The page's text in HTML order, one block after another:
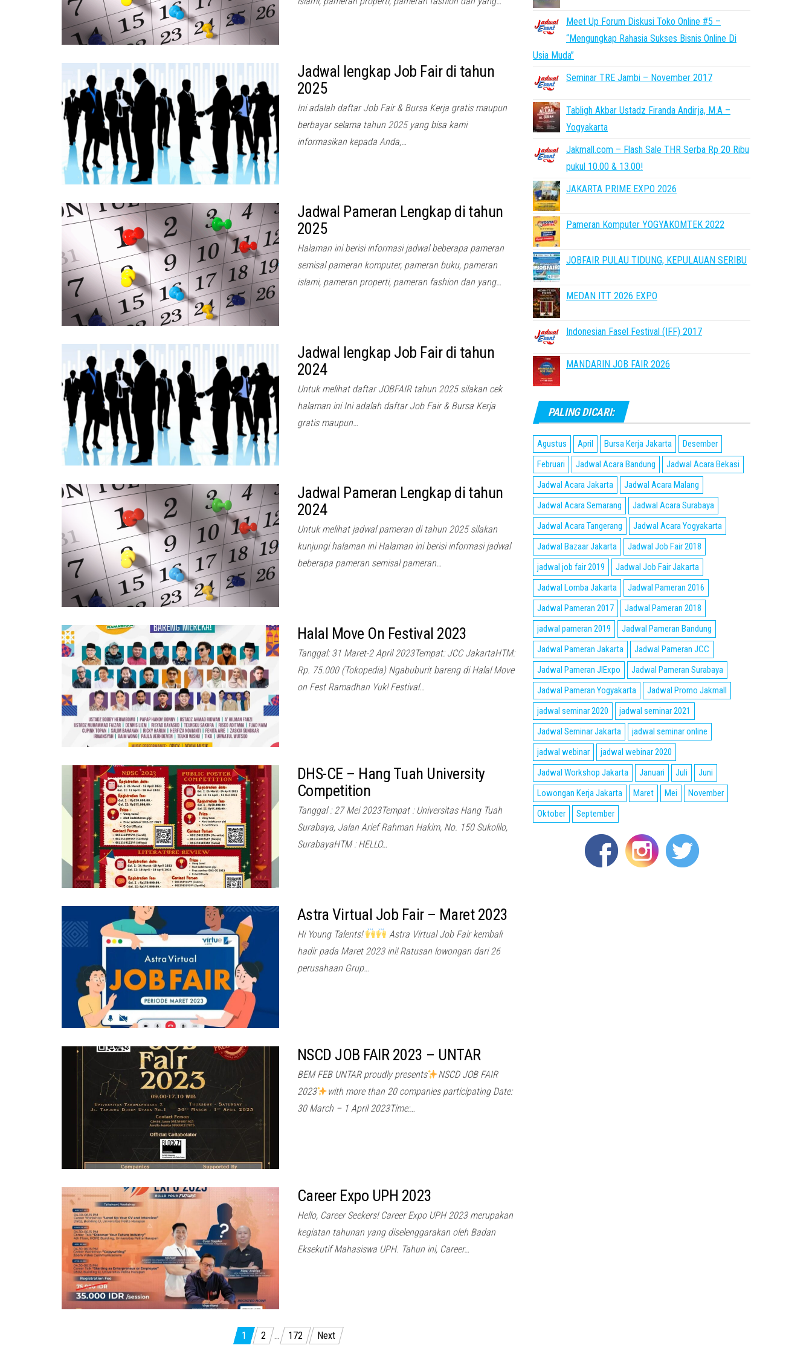
Jadwal lengkap Job Fair di tahun
2025
Ini adalah daftar Job Fair & Bursa Kerja gratis maupun
berbayar selama tahun 2025 yang bisa kami
informasikan kepada Anda,…
Jadwal Pameran Lengkap di tahun
2025
Halaman ini berisi informasi jadwal beberapa pameran
semisal pameran komputer, pameran buku, pameran
islami, pameran properti, pameran fashion dan yang…
Jadwal lengkap Job Fair di tahun
2024
Untuk melihat daftar JOBFAIR tahun 2025 silakan cek
halaman ini Ini adalah daftar Job Fair & Bursa Kerja
gratis maupun…
Jadwal Pameran Lengkap di tahun
2024
Untuk melihat jadwal pameran di tahun 2025 silakan
kunjungi halaman ini Halaman ini berisi informasi jadwal
beberapa pameran semisal pameran…
Halal Move On Festival 2023
Tanggal: 31 Maret-2 April 2023Tempat: JCC JakartaHTM:
Rp. 75.000 (Tokopedia) Ngabuburit bareng di Halal Move
on Fest Ramadhan Yuk! Festival…
DHS-CE – Hang Tuah University
Competition
Tanggal : 27 Mei 2023Tempat : Universitas Hang Tuah
Surabaya, Jalan Arief Rahman Hakim, No. 150 Sukolilo,
SurabayaHTM : HELLO…
Astra Virtual Job Fair – Maret 2023
Hi Young Talents!
Astra Virtual Job Fair kembali
hadir pada Maret 2023 ini! Ratusan lowongan dari 26
perusahaan Grup…
NSCD JOB FAIR 2023 – UNTAR
BEM FEB UNTAR proudly presents
NSCD JOB FAIR
2023
with more than 20 companies participating Date:
30 March – 1 April 2023Time:…
Career Expo UPH 2023
Hello, Career Seekers! Career Expo UPH 2023 merupakan
kegiatan tahunan yang diselenggarakan oleh Badan
Eksekutif Mahasiswa UPH. Tahun ini, Career…
1 2 … 172 Next
Meet Up Forum Diskusi Toko Online #5 –
“Mengungkap Rahasia Sukses Bisnis Online Di
Usia Muda”
Seminar TRE Jambi – November 2017
Tabligh Akbar Ustadz Firanda Andirja, M.A –
Yogyakarta
Jakmall.com – Flash Sale THR Serba Rp 20 Ribu
pukul 10.00 & 13.00!
JAKARTA PRIME EXPO 2026
Pameran Komputer YOGYAKOMTEK 2022
JOBFAIR PULAU TIDUNG, KEPULAUAN SERIBU
MEDAN ITT 2026 EXPO
Indonesian Fasel Festival (IFF) 2017
MANDARIN JOB FAIR 2026
PALING DICARI:
Agustus April Bursa Kerja Jakarta
Desember
Februari
Jadwal Acara Bandung
Jadwal Acara Bekasi
Jadwal Acara Jakarta
Jadwal Acara Malang
Jadwal Acara Semarang
Jadwal Acara Surabaya
Jadwal Acara Tangerang
Jadwal Acara Yogyakarta
Jadwal Bazaar Jakarta
Jadwal Job Fair 2018
jadwal job fair 2019
Jadwal Job Fair Jakarta
Jadwal Lomba Jakarta
Jadwal Pameran 2016
Jadwal Pameran 2017
Jadwal Pameran 2018
jadwal pameran 2019
Jadwal Pameran Bandung
Jadwal Pameran Jakarta
Jadwal Pameran JCC
Jadwal Pameran JIExpo
Jadwal Pameran Surabaya
Jadwal Pameran Yogyakarta
Jadwal Promo Jakmall
jadwal seminar 2020
jadwal seminar 2021
Jadwal Seminar Jakarta
jadwal seminar online
jadwal webinar
jadwal webinar 2020
Jadwal Workshop Jakarta
Januari Juli
Juni
Lowongan Kerja Jakarta
Maret Mei
November
Oktober
September